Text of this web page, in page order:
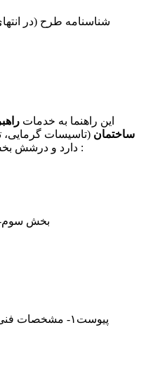
شناسنامه طرح (در
۱- اﯾﻦ راﻫﻨﻤﺎ ﺑﻪ ﺧﺪﻣﺎت
ﺳﺎﺧﺘﻤﺎﻥ (ﺗﺎﺳﯿﺴﺎت گرمایی،
دارد و درﺷﺶ ﺑﺨﺶ زﯾﺮ و ۱ ﭘﯿﻮﺳﺖ ﺗﻨﻈﯿﻢ ﺷﺪه اﺳﺖ :
ﺑﺨﺶ ﺳﻮم-
ﭘﯿﻮﺳﺖ۱-